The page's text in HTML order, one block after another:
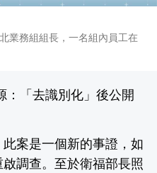
業務組組長，一名組內員工在
：「去識別化」後公開
案是一個新的事證，如
調查。至於衛福部長照